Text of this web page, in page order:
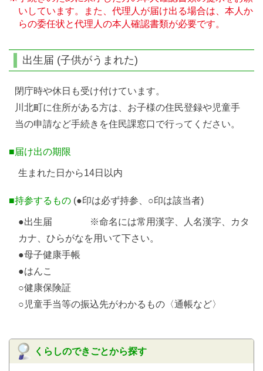
いしています。また、代理人が届け出る場合は、本人か
らの委任状と代理人の本人確認書類が必要です。
出生届 (子供がうまれた)
閉庁時や休日も受け付けています。
川北町に住所がある方は、お子様の住民登録や児童手
当の申請など手続きを住民課窓口で行ってください。
■届け出の期限
生まれた日から14日以内
■持参するもの (●印は必ず持参、○印は該当者)
●出生届 ※命名には常用漢字、人名漢字、カタ
カナ、ひらがなを用いて下さい。
●母子健康手帳
●はんこ
○健康保険証
○児童手当等の振込先がわかるもの〈通帳など〉
くらしのできごとから探す